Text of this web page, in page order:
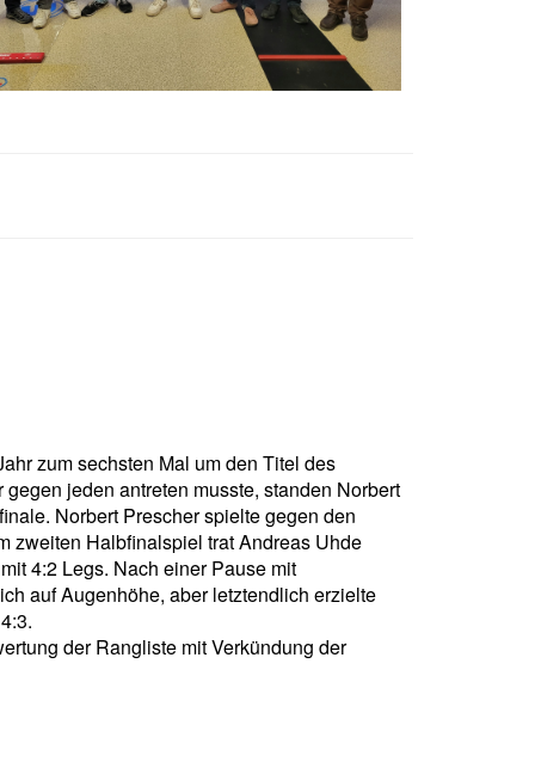
zum sechsten Mal um den Titel des
jeden antreten musste, standen Norbert
Norbert Prescher spielte gegen den
zweiten Halbfinalspiel trat Andreas Uhde
4:2 Legs. Nach einer Pause mit
auf Augenhöhe, aber letztendlich erzielte
der Rangliste mit Verkündung der